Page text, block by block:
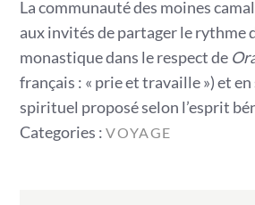
La communauté des moines
aux invités de partager le rythme
monastique dans le respect de
français : « prie et travaille ») et
spirituel proposé selon l’esprit
Categories
Categories :VOYAGE